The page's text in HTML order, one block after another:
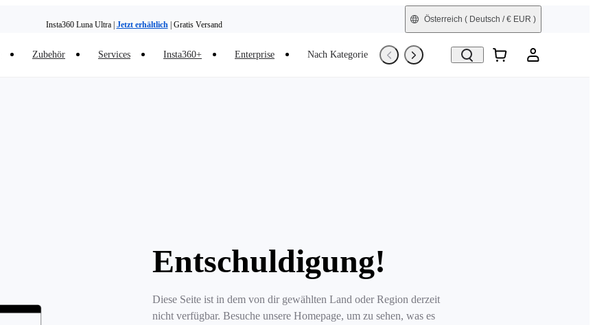
Insta360 Luna Ultra | Jetzt erhältlich| Gratis Versand
Österreich ( Deutsch / € EUR )
Zubehör Services Insta360+ Enterprise Nach Kategorie Trade-In Generalüberholt
Entschuldigung!
Diese Seite ist in dem von dir gewählten Land oder Region derzeit
nicht verfügbar. Besuche unsere Homepage, um zu sehen, was es